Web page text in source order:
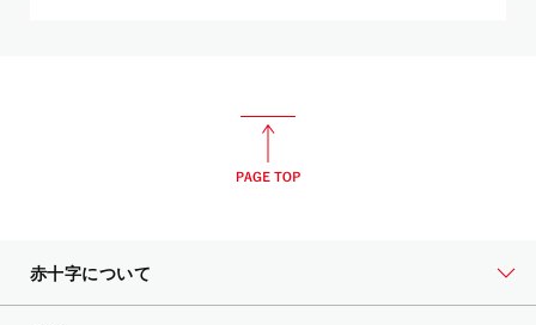
赤十字について